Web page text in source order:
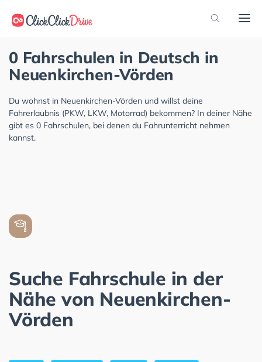
0 Fahrschulen in Deutsch in
Neuenkirchen-Vörden
Du wohnst in Neuenkirchen-Vörden und willst deine
Fahrerlaubnis (PKW, LKW, Motorrad) bekommen? In deiner Nähe
gibt es 0 Fahrschulen, bei denen du Fahrunterricht nehmen
kannst.
Suche Fahrschule in der
Nähe von Neuenkirchen-
Vörden